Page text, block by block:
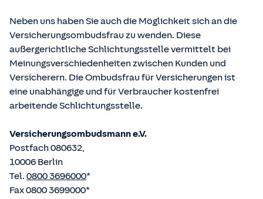
Neben uns haben Sie auch die Möglichkeit sich an die
Versicherungsombudsfrau zu wenden. Diese
außergerichtliche Schlichtungsstelle vermittelt bei
Meinungsverschiedenheiten zwischen Kunden und
Versicherern. Die Ombudsfrau für Versicherungen ist
eine unabhängige und für Verbraucher kostenfrei
arbeitende Schlichtungsstelle.
Versicherungsombudsmann e.V.
Postfach 080632,
10006 Berlin
Tel. 0800 3696000*
Fax 0800 3699000*